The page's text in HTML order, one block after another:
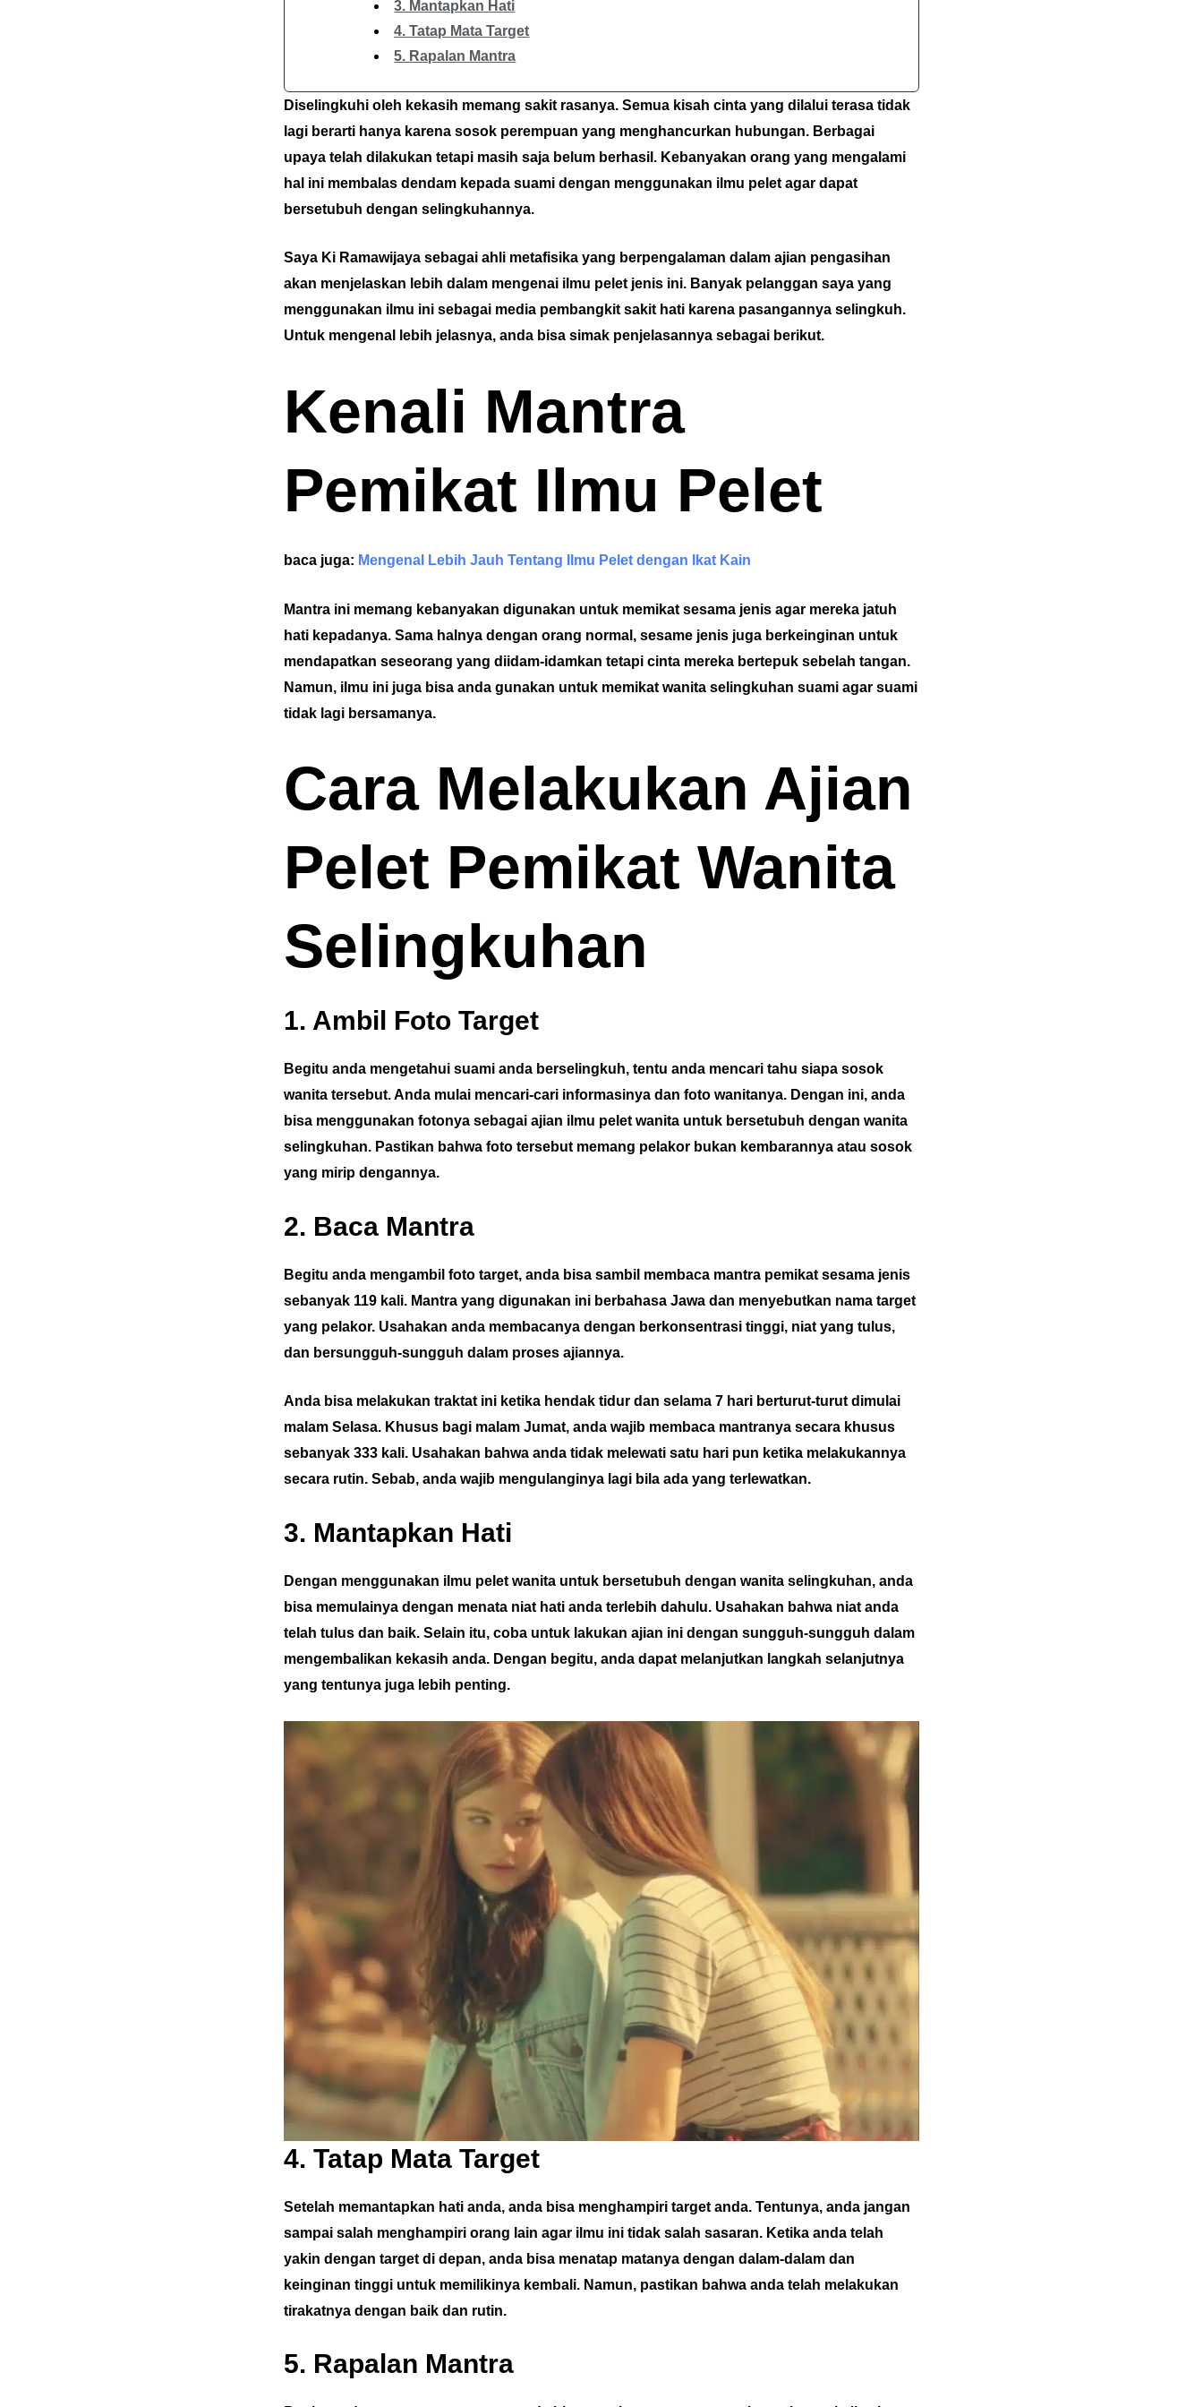
3. Mantapkan Hati
4. Tatap Mata Target
5. Rapalan Mantra
Diselingkuhi oleh kekasih memang sakit rasanya. Semua kisah cinta yang dilalui terasa tidak
lagi berarti hanya karena sosok perempuan yang menghancurkan hubungan. Berbagai
upaya telah dilakukan tetapi masih saja belum berhasil. Kebanyakan orang yang mengalami
hal ini membalas dendam kepada suami dengan menggunakan ilmu pelet agar dapat
bersetubuh dengan selingkuhannya.
Saya Ki Ramawijaya sebagai ahli metafisika yang berpengalaman dalam ajian pengasihan
akan menjelaskan lebih dalam mengenai ilmu pelet jenis ini. Banyak pelanggan saya yang
menggunakan ilmu ini sebagai media pembangkit sakit hati karena pasangannya selingkuh.
Untuk mengenal lebih jelasnya, anda bisa simak penjelasannya sebagai berikut.
Kenali Mantra
Pemikat Ilmu Pelet
baca juga: Mengenal Lebih Jauh Tentang Ilmu Pelet dengan Ikat Kain
Mantra ini memang kebanyakan digunakan untuk memikat sesama jenis agar mereka jatuh
hati kepadanya. Sama halnya dengan orang normal, sesame jenis juga berkeinginan untuk
mendapatkan seseorang yang diidam-idamkan tetapi cinta mereka bertepuk sebelah tangan.
Namun, ilmu ini juga bisa anda gunakan untuk memikat wanita selingkuhan suami agar suami
tidak lagi bersamanya.
Cara Melakukan Ajian
Pelet Pemikat Wanita
Selingkuhan
1. Ambil Foto Target
Begitu anda mengetahui suami anda berselingkuh, tentu anda mencari tahu siapa sosok
wanita tersebut. Anda mulai mencari-cari informasinya dan foto wanitanya. Dengan ini, anda
bisa menggunakan fotonya sebagai ajian ilmu pelet wanita untuk bersetubuh dengan wanita
selingkuhan. Pastikan bahwa foto tersebut memang pelakor bukan kembarannya atau sosok
yang mirip dengannya.
2. Baca Mantra
Begitu anda mengambil foto target, anda bisa sambil membaca mantra pemikat sesama jenis
sebanyak 119 kali. Mantra yang digunakan ini berbahasa Jawa dan menyebutkan nama target
yang pelakor. Usahakan anda membacanya dengan berkonsentrasi tinggi, niat yang tulus,
dan bersungguh-sungguh dalam proses ajiannya.
Anda bisa melakukan traktat ini ketika hendak tidur dan selama 7 hari berturut-turut dimulai
malam Selasa. Khusus bagi malam Jumat, anda wajib membaca mantranya secara khusus
sebanyak 333 kali. Usahakan bahwa anda tidak melewati satu hari pun ketika melakukannya
secara rutin. Sebab, anda wajib mengulanginya lagi bila ada yang terlewatkan.
3. Mantapkan Hati
Dengan menggunakan ilmu pelet wanita untuk bersetubuh dengan wanita selingkuhan, anda
bisa memulainya dengan menata niat hati anda terlebih dahulu. Usahakan bahwa niat anda
telah tulus dan baik. Selain itu, coba untuk lakukan ajian ini dengan sungguh-sungguh dalam
mengembalikan kekasih anda. Dengan begitu, anda dapat melanjutkan langkah selanjutnya
yang tentunya juga lebih penting.
4. Tatap Mata Target
Setelah memantapkan hati anda, anda bisa menghampiri target anda. Tentunya, anda jangan
sampai salah menghampiri orang lain agar ilmu ini tidak salah sasaran. Ketika anda telah
yakin dengan target di depan, anda bisa menatap matanya dengan dalam-dalam dan
keinginan tinggi untuk memilikinya kembali. Namun, pastikan bahwa anda telah melakukan
tirakatnya dengan baik dan rutin.
5. Rapalan Mantra